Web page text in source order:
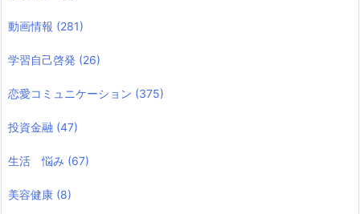
動画情報 (281)
学習自己啓発 (26)
恋愛コミュニケーション (375)
投資金融 (47)
生活 悩み (67)
美容健康 (8)